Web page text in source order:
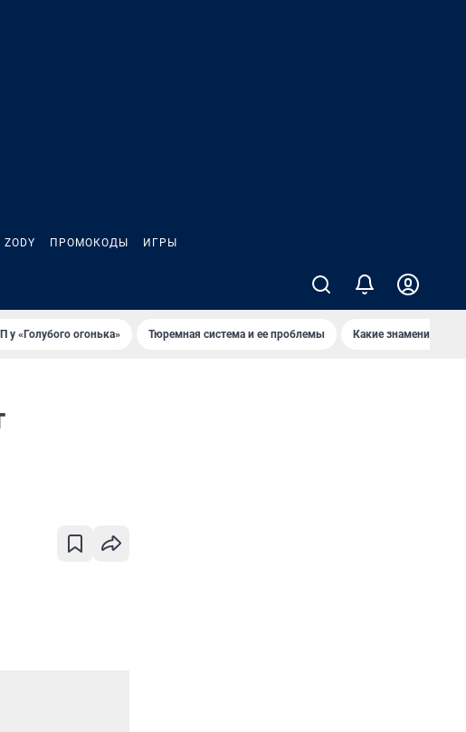
ZODY ПРОМОКОДЫ ИГРЫ
у «Голубого огонька» Тюремная система и ее проблемы Какие знаменитости